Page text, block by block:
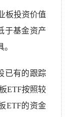
板投资价值
于基金资产
已有的跟踪
ETF按照较
ETF的资金